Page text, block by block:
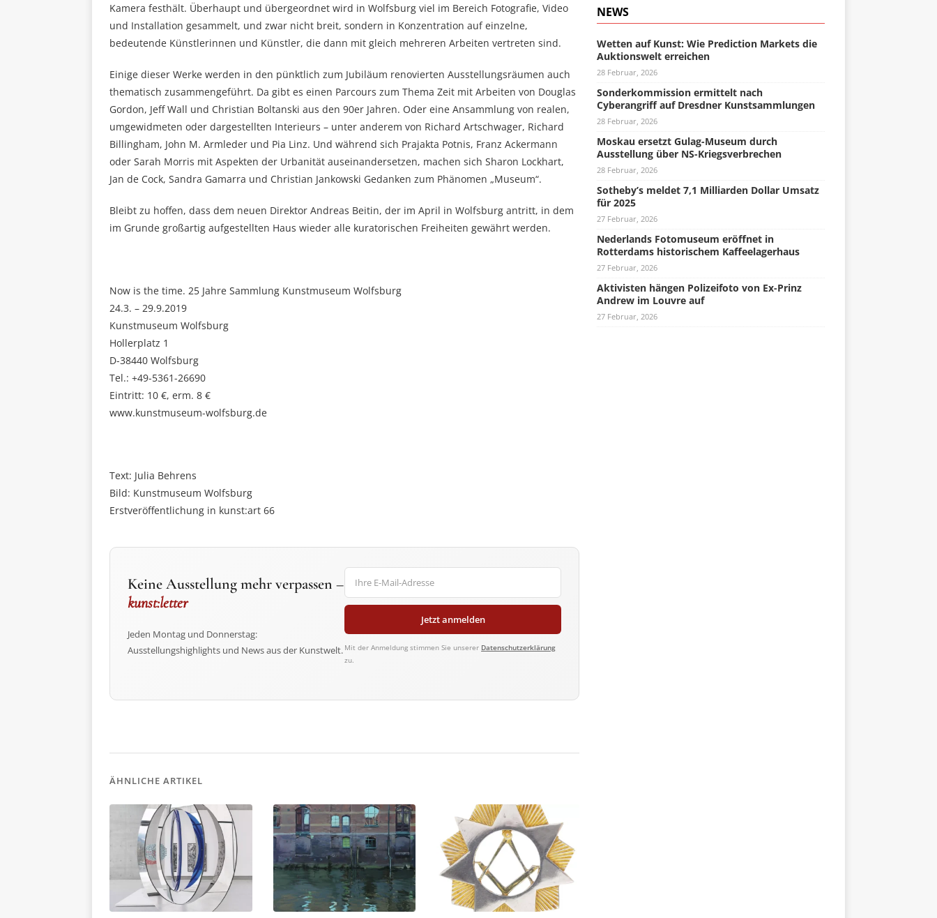
Kamera festhält. Überhaupt und übergeordnet wird in Wolfsburg viel im Bereich Fotografie, Video
und Installation gesammelt, und zwar nicht breit, sondern in Konzentration auf einzelne,
bedeutende Künstlerinnen und Künstler, die dann mit gleich mehreren Arbeiten vertreten sind.
Einige dieser Werke werden in den pünktlich zum Jubiläum renovierten Ausstellungsräumen auch
thematisch zusammengeführt. Da gibt es einen Parcours zum Thema Zeit mit Arbeiten von Douglas
Gordon, Jeff Wall und Christian Boltanski aus den 90er Jahren. Oder eine Ansammlung von realen,
umgewidmeten oder dargestellten Interieurs – unter anderem von Richard Artschwager, Richard
Billingham, John M. Armleder und Pia Linz. Und während sich Prajakta Potnis, Franz Ackermann
oder Sarah Morris mit Aspekten der Urbanität auseinandersetzen, machen sich Sharon Lockhart,
Jan de Cock, Sandra Gamarra und Christian Jankowski Gedanken zum Phänomen „Museum“.
Bleibt zu hoffen, dass dem neuen Direktor Andreas Beitin, der im April in Wolfsburg antritt, in dem
im Grunde großartig aufgestellten Haus wieder alle kuratorischen Freiheiten gewährt werden.
Now is the time. 25 Jahre Sammlung Kunstmuseum Wolfsburg
24.3. – 29.9.2019
Kunstmuseum Wolfsburg
Hollerplatz 1
D-38440 Wolfsburg
Tel.: +49-5361-26690
Eintritt: 10 €, erm. 8 €
www.kunstmuseum-wolfsburg.de
Text: Julia Behrens
Bild: Kunstmuseum Wolfsburg
Erstveröffentlichung in kunst:art 66
Keine Ausstellung mehr verpassen –
kunst:letter
Jeden Montag und Donnerstag:
Ausstellungshighlights und News aus der Kunstwelt.
Jetzt anmelden
Mit der Anmeldung stimmen Sie unserer Datenschutzerklärung
zu.
ÄHNLICHE ARTIKEL
NEWS
Wetten auf Kunst: Wie Prediction Markets die
Auktionswelt erreichen
28 Februar, 2026
Sonderkommission ermittelt nach
Cyberangriff auf Dresdner Kunstsammlungen
28 Februar, 2026
Moskau ersetzt Gulag-Museum durch
Ausstellung über NS-Kriegsverbrechen
28 Februar, 2026
Sotheby’s meldet 7,1 Milliarden Dollar Umsatz
für 2025
27 Februar, 2026
Nederlands Fotomuseum eröffnet in
Rotterdams historischem Kaffeelagerhaus
27 Februar, 2026
Aktivisten hängen Polizeifoto von Ex-Prinz
Andrew im Louvre auf
27 Februar, 2026